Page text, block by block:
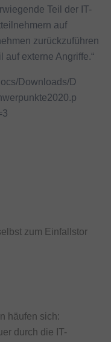
Teil der IT-
auf
zurückzuführen
auf externe Angriffe.“
Downloads/D
zum Einfallstor
häufen sich:
durch die IT-